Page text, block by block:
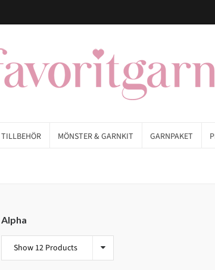
TILLBEHÖR MÖNSTER & GARNKIT GARNPAKET
Alpha
Show 12 Products